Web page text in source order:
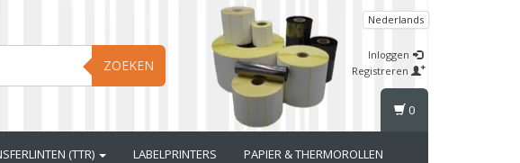
ZOEKEN
Nederlands
Inloggen
Registreren
(TTR) LABELPRINTERS PAPIER & THERMOROLLEN
0